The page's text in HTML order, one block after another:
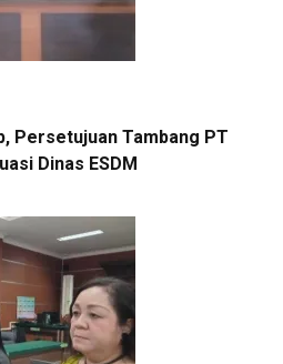
Persetujuan Tambang PT
Dinas ESDM